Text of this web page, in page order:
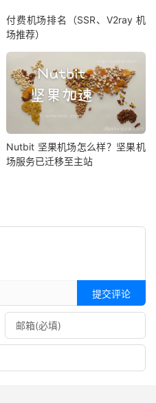
付费机场排名（SSR、V2ray 机
场推荐）
Nutbit 坚果机场怎么样？坚果机
场服务已迁移至主站
提交评论